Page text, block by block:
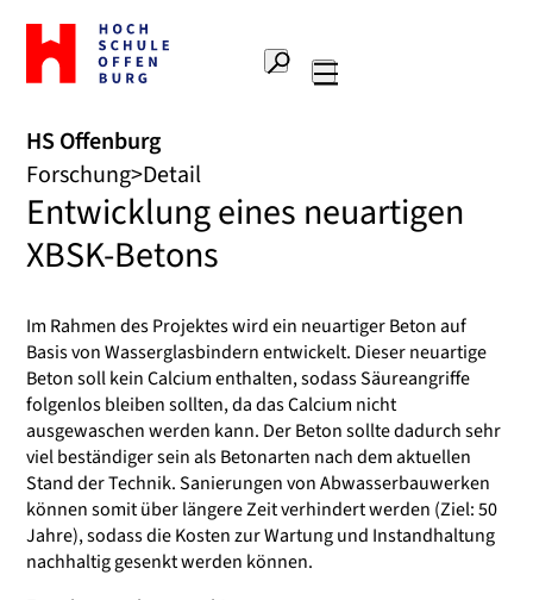
Zur
Startseite
Hochschule
Suche
HS Offenburg
Forschung Detail
Entwicklung eines neuartigen
XBSK-Betons
Im Rahmen des Projektes wird ein neuartiger Beton auf
Basis von Wasserglasbindern entwickelt. Dieser neuartige
Beton soll kein Calcium enthalten, sodass Säureangriffe
folgenlos bleiben sollten, da das Calcium nicht
ausgewaschen werden kann. Der Beton sollte dadurch sehr
viel beständiger sein als Betonarten nach dem aktuellen
Stand der Technik. Sanierungen von Abwasserbauwerken
können somit über längere Zeit verhindert werden (Ziel: 50
Jahre), sodass die Kosten zur Wartung und Instandhaltung
nachhaltig gesenkt werden können.